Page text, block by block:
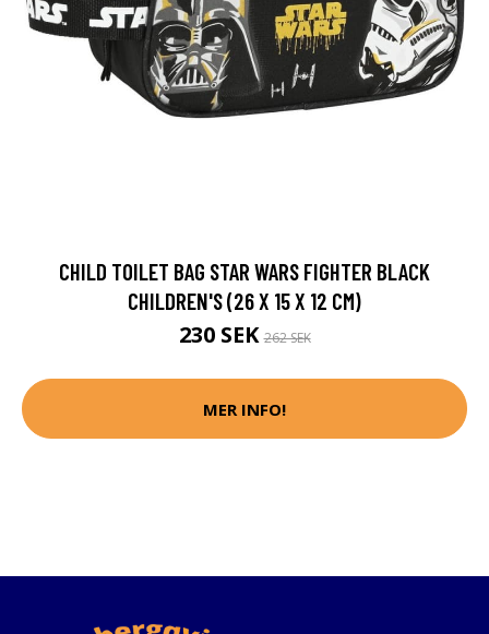
CHILD TOILET BAG STAR WARS FIGHTER BLACK
CHILDREN'S (26 X 15 X 12 CM)
230 SEK262 SEK
MER INFO!